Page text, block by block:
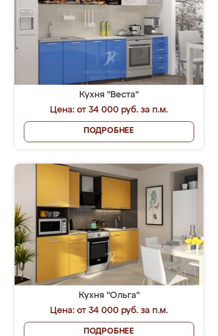
Кухня "Веста"
Цена: от 34 000 руб. за п.м.
ПОДРОБНЕЕ
Кухня "Ольга"
Цена: от 34 000 руб. за п.м.
ПОДРОБНЕЕ